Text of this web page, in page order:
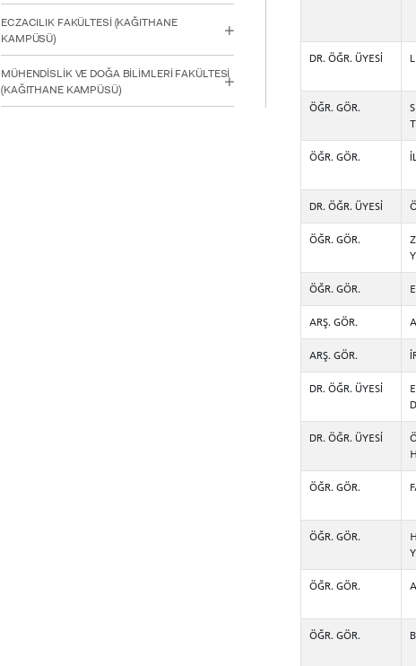
YATAY
ECZACILIK FAKÜLTESİ (KAĞITHANE
KAMPÜSÜ)
MÜHENDİSLİK VE DOĞA BİLİMLERİ FAKÜLTESİ
(KAĞITHANE KAMPÜSÜ)
DR. ÖĞR. ÜYESİ
ÖĞR. GÖR.
ÖĞR. GÖR.
DR. ÖĞR. ÜYESİ
ÖĞR. GÖR.
ÖĞR. GÖR.
ARŞ. GÖR.
ARŞ. GÖR.
DR. ÖĞR. ÜYESİ
DR. ÖĞR. ÜYESİ
ÖĞR. GÖR.
ÖĞR. GÖR.
ÖĞR. GÖR.
ÖĞR. GÖR.